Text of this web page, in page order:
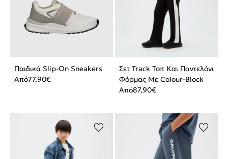
Παιδικά Slip-On Sneakers
Από77,90€
Σετ Track Τοπ Και Παντελόνι
Φόρμας Με Colour-Block
Από87,90€